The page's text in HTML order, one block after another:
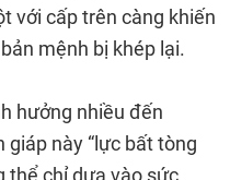
với cấp trên càng khiến
mệnh bị khép lại.
hưởng nhiều đến
giáp này “lực bất tòng
thể chỉ dựa vào sức